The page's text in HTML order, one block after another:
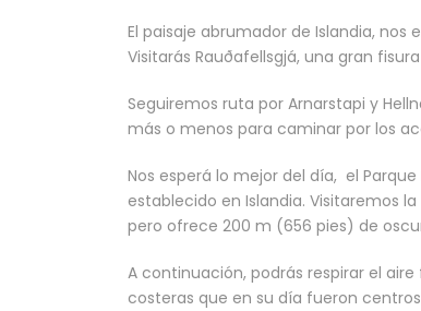
El paisaje abrumador de Islandia, nos
Visitarás Rauðafellsgjá, una gran
Seguiremos ruta por Arnarstapi y
más o menos para caminar por los
Nos esperá lo mejor del día, el
establecido en Islandia. Visitaremos
pero ofrece 200 m (656 pies) de
A continuación, podrás respirar el
costeras que en su día fueron